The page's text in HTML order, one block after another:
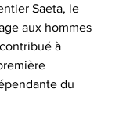
Saeta, le
aux hommes
à
du